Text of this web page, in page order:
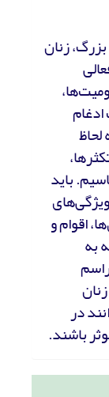
زنان
باید
اقوام و
به
در
باشند.